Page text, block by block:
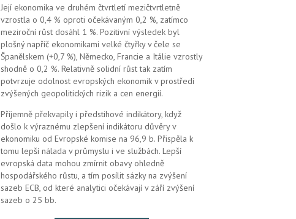
Její ekonomika ve druhém čtvrtletí mezičtvrtletně
vzrostla o 0,4 % oproti očekávaným 0,2 %, zatímco
meziroční růst dosáhl 1 %. Pozitivní výsledek byl
plošný napříč ekonomikami velké čtyřky v čele se
Španělskem (+0,7 %), Německo, Francie a Itálie vzrostly
shodně o 0,2 %. Relativně solidní růst tak zatím
potvrzuje odolnost evropských ekonomik v prostředí
zvýšených geopolitických rizik a cen energií.
Příjemně překvapily i předstihové indikátory, když
došlo k výraznému zlepšení indikátoru důvěry v
ekonomiku od Evropské komise na 96,9 b. Přispěla k
tomu lepší nálada v průmyslu i ve službách. Lepší
evropská data mohou zmírnit obavy ohledně
hospodářského růstu, a tím posílit sázky na zvýšení
sazeb ECB, od které analytici očekávají v září zvýšení
sazeb o 25 bb.